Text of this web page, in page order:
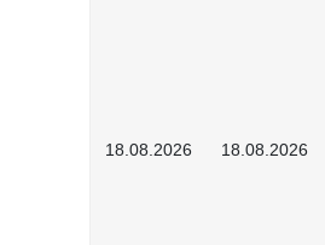
18.08.2026 18.08.2026